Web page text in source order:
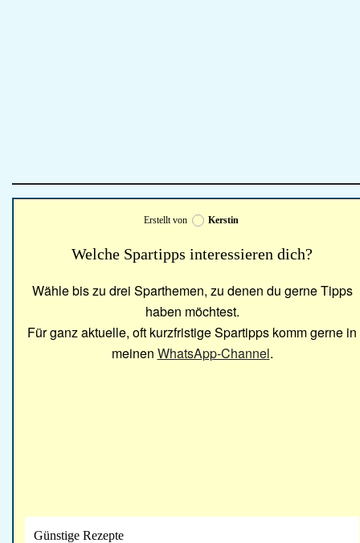
Erstellt von Kerstin
Welche Spartipps interessieren dich?
Wähle bis zu drei Sparthemen, zu denen du gerne Tipps
haben möchtest.
Für ganz aktuelle, oft kurzfristige Spartipps komm gerne in
meinen WhatsApp-Channel.
Günstige Rezepte